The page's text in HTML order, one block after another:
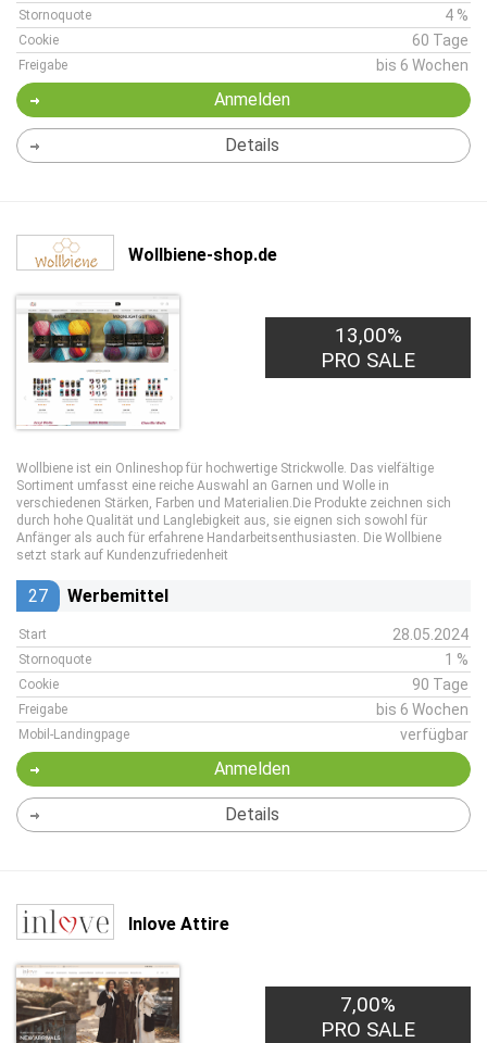
Stornoquote 4 %
Cookie 60 Tage
Freigabe bis 6 Wochen
Anmelden
Details
Wollbiene-shop.de
13,00%
PRO SALE
Wollbiene ist ein Onlineshop für hochwertige Strickwolle. Das vielfältige
Sortiment umfasst eine reiche Auswahl an Garnen und Wolle in
verschiedenen Stärken, Farben und Materialien.Die Produkte zeichnen sich
durch hohe Qualität und Langlebigkeit aus, sie eignen sich sowohl für
Anfänger als auch für erfahrene Handarbeitsenthusiasten. Die Wollbiene
setzt stark auf Kundenzufriedenheit
27 Werbemittel
Start 28.05.2024
Stornoquote 1 %
Cookie 90 Tage
Freigabe bis 6 Wochen
Mobil-Landingpage verfügbar
Anmelden
Details
Inlove Attire
7,00%
PRO SALE